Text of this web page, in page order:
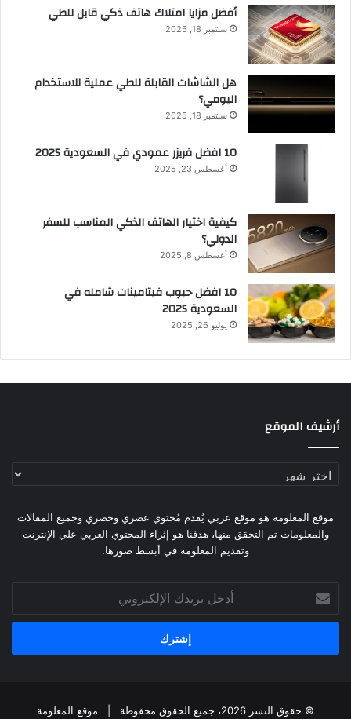
أفضل مزايا امتلاك هاتف ذكي قابل للطي
سبتمبر 18, 2025
هل الشاشات القابلة للطي عملية للاستخدام
اليومي؟
سبتمبر 18, 2025
10 افضل فريزر عمودي​ في السعودية​ 2025
أغسطس 23, 2025
كيفية اختيار الهاتف الذكي المناسب للسفر
الدولي؟
أغسطس 8, 2025
10 افضل حبوب فيتامينات شامله​ في
السعودية 2025
يوليو 26, 2025
أرشيف الموقع
أرشيف
موقع المعلومة هو موقع عربي يُقدم مُحتوي عصري وحصري وجميع المقالات
والمعلومات تم التحقق منها، هدفنا هو إثراء المحتوي العربي علي الإنترنت
وتقديم المعلومة في أبسط صورها.
بريدك
الإلكتروني
© حقوق النشر 2026، جميع الحقوق محفوظة | موقع المعلومة